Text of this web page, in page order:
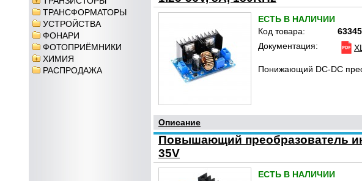
ТРАНСФОРМАТОРЫ
УСТРОЙСТВА
ФОНАРИ
ФОТОПРИЁМНИКИ
ХИМИЯ
РАСПРОДАЖА
ЕСТЬ В НАЛИЧИИ
Код товара:
63345
Документация:
Понижающий DC-DC
Описание
Повышающий преобразователь
35V
ЕСТЬ В НАЛИЧИИ